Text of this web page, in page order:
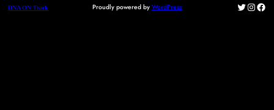
DNA ON Track Proudly powered by WordPress Twitter